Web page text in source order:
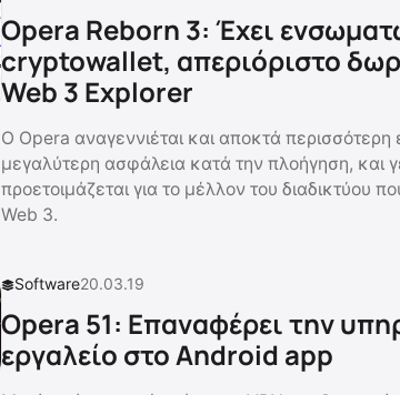
Opera Reborn 3: Έχει
cryptowallet, απεριόριστο
Web 3 Explorer
Ο Opera αναγεννιέται και αποκτά περισσότερη
μεγαλύτερη ασφάλεια κατά την πλοήγηση, και
προετοιμάζεται για το μέλλον του διαδικτύου
Web 3.
Software20.03.19
Opera 51: Επαναφέρει την
εργαλείο στο Android app